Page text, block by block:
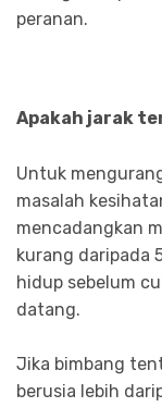
peranan.
Apakah jarak
Untuk
masalah
mencadangkan
kurang daripada
hidup sebelum
datang.
Jika bimbang
berusia lebih